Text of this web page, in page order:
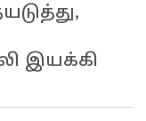
இயக்கி